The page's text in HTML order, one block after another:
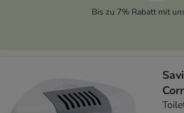
Bis zu 7% Rabatt mit